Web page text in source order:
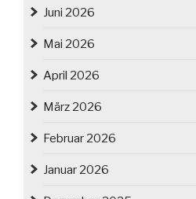
Juni 2026
Mai 2026
April 2026
März 2026
Februar 2026
Januar 2026